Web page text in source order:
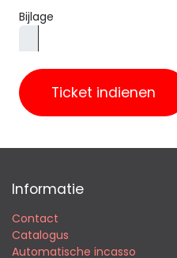
Bijlage
Ticket indienen
Informatie
Contact
Catalogus
Automatische incasso